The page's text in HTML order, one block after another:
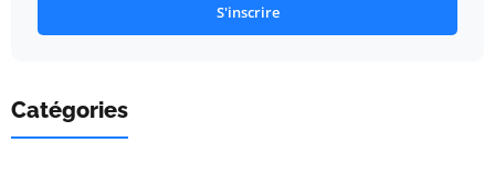
S'inscrire
Catégories